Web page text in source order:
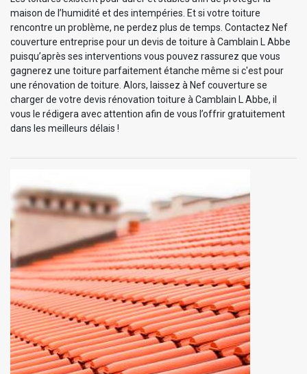
maison de l’humidité et des intempéries. Et si votre toiture
rencontre un problème, ne perdez plus de temps. Contactez Nef
couverture entreprise pour un devis de toiture à Camblain L Abbe
puisqu’après ses interventions vous pouvez rassurez que vous
gagnerez une toiture parfaitement étanche même si c'est pour
une rénovation de toiture. Alors, laissez à Nef couverture se
charger de votre devis rénovation toiture à Camblain L Abbe, il
vous le rédigera avec attention afin de vous l’offrir gratuitement
dans les meilleurs délais !